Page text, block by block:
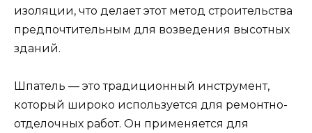
изоляции, что делает этот метод строительства
предпочтительным для возведения высотных
зданий.
Шпатель — это традиционный инструмент,
который широко используется для ремонтно-
отделочных работ. Он применяется для